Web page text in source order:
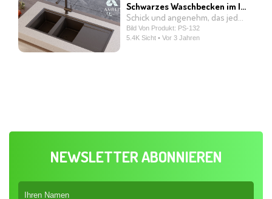
Schwarzes Waschbecken im Inselschrank
Schick und angenehm, das jeden Koch vor Glück ertrinken lässt.
Bild Von Produkt: PS-132
5.4K Sicht • Vor 3 Jahren
NEWSLETTER ABONNIEREN